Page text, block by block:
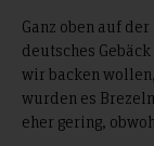
Ganz oben auf
deutsches
wir backen
wurden es
eher gering,